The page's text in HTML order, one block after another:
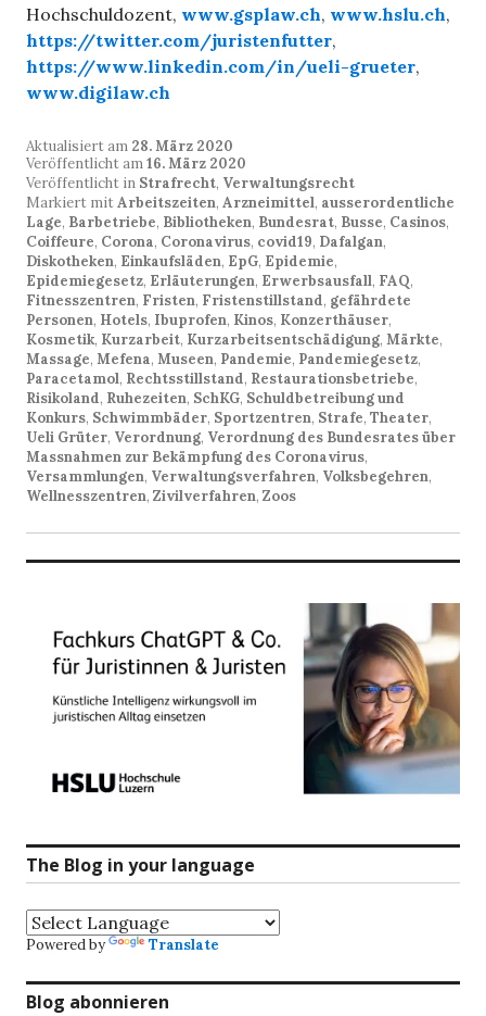
Hochschuldozent, www.gsplaw.ch, www.hslu.ch,
https://twitter.com/juristenfutter,
https://www.linkedin.com/in/ueli-grueter,
www.digilaw.ch
Aktualisiert am 28. März 2020
Veröffentlicht am16. März 2020
Veröffentlicht in Strafrecht, Verwaltungsrecht
Markiert mitArbeitszeiten, Arzneimittel, ausserordentliche
Lage, Barbetriebe, Bibliotheken, Bundesrat, Busse, Casinos,
Coiffeure, Corona, Coronavirus, covid19, Dafalgan,
Diskotheken, Einkaufsläden, EpG, Epidemie,
Epidemiegesetz, Erläuterungen, Erwerbsausfall, FAQ,
Fitnesszentren, Fristen, Fristenstillstand, gefährdete
Personen, Hotels, Ibuprofen, Kinos, Konzerthäuser,
Kosmetik, Kurzarbeit, Kurzarbeitsentschädigung, Märkte,
Massage, Mefena, Museen, Pandemie, Pandemiegesetz,
Paracetamol, Rechtsstillstand, Restaurationsbetriebe,
Risikoland, Ruhezeiten, SchKG, Schuldbetreibung und
Konkurs, Schwimmbäder, Sportzentren, Strafe, Theater,
Ueli Grüter, Verordnung, Verordnung des Bundesrates über
Massnahmen zur Bekämpfung des Coronavirus,
Versammlungen, Verwaltungsverfahren, Volksbegehren,
Wellnesszentren, Zivilverfahren, Zoos
The Blog in your language
Powered by Translate
Blog abonnieren